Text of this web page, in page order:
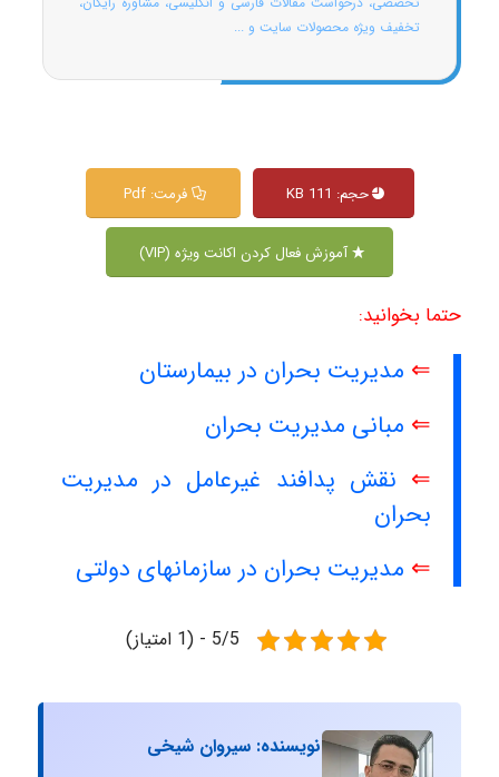
تخفیف ویژه محصولات سایت و ...
حجم: 111 KB فرمت: Pdf
آموزش فعال کردن اکانت ویژه (VIP)
حتما بخوانید:
⇐ مدیریت بحران در بیمارستان
⇐ مبانی مدیریت بحران
⇐ نقش پدافند غیرعامل در مدیریت
بحران
⇐ مدیریت بحران در سازمانهای دولتی
5/5 - (1 امتیاز)
نویسنده: سیروان شیخی